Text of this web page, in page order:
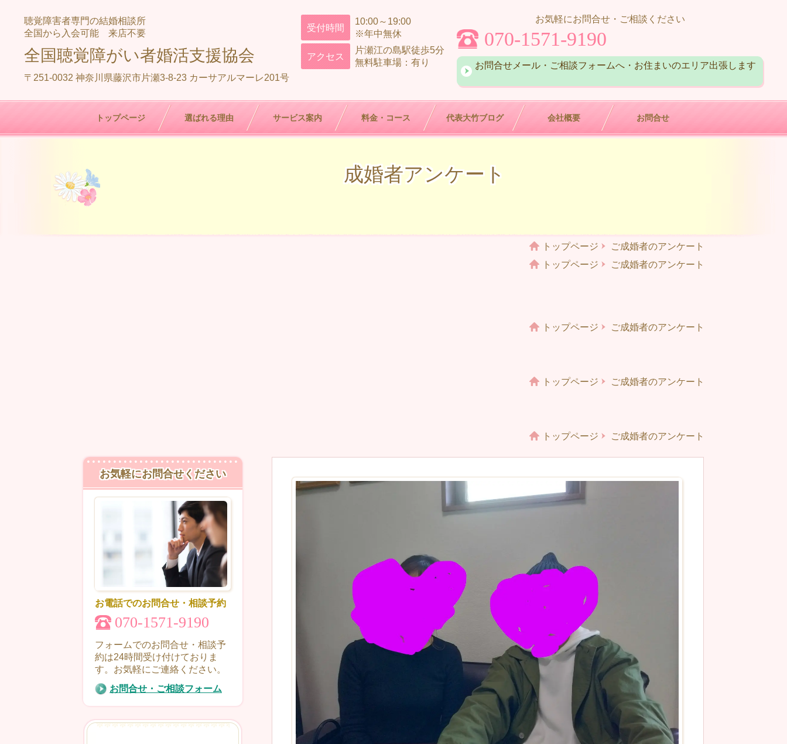
聴覚障害者専門の結婚相談所
全国から入会可能 来店不要
全国聴覚障がい者婚活支援協会
〒251-0032 神奈川県藤沢市片瀬3-8-23 カーサアルマーレ201号
受付時間
10:00～19:00
※年中無休
アクセス
片瀬江の島駅徒歩5分
無料駐車場：有り
お気軽にお問合せ・ご相談ください
070-1571-9190
お問合せメール・ご相談フォームへ・お住まいのエリア出張します
トップページ 選ばれる理由 サービス案内 料金・コース 代表大竹ブログ 会社概要 お問合せ
成婚者アンケート
トップページ
ご成婚者のアンケート
トップページ
ご成婚者のアンケート
トップページ ご成婚者のアンケート
トップページ ご成婚者のアンケート
トップページ ご成婚者のアンケート
お気軽にお問合せください
お電話でのお問合せ・相談予約
070-1571-9190
フォームでのお問合せ・相談予
約は24時間受け付けておりま
す。お気軽にご連絡ください。
お問合せ・ご相談フォーム